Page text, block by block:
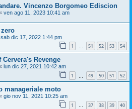
Vincenzo Borgomeo Ediscion
ven ago 11, 2023 10:41 am
zero
sab dic 17, 2022 1:44 pm
1 51 52 53 54
Cervera's Revenge
lun dic 27, 2021 10:42 am
1 49 50 51 52
manageriale moto
gio nov 11, 2021 10:25 am
1 … 37 38 39 40